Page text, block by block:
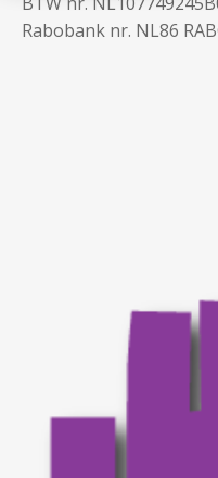
Rabobank nr. NL86